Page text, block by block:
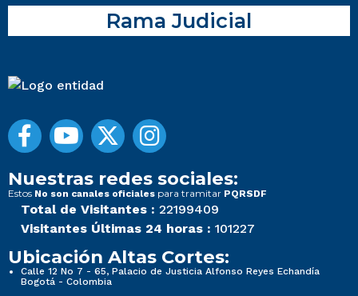
Rama Judicial
Nuestras redes sociales:
Estos No son canales oficiales para tramitar PQRSDF
Total de Visitantes : 22199409
Visitantes Últimas 24 horas : 101227
Ubicación Altas Cortes:
Calle 12 No 7 - 65, Palacio de Justicia Alfonso Reyes Echandía
Bogotá - Colombia